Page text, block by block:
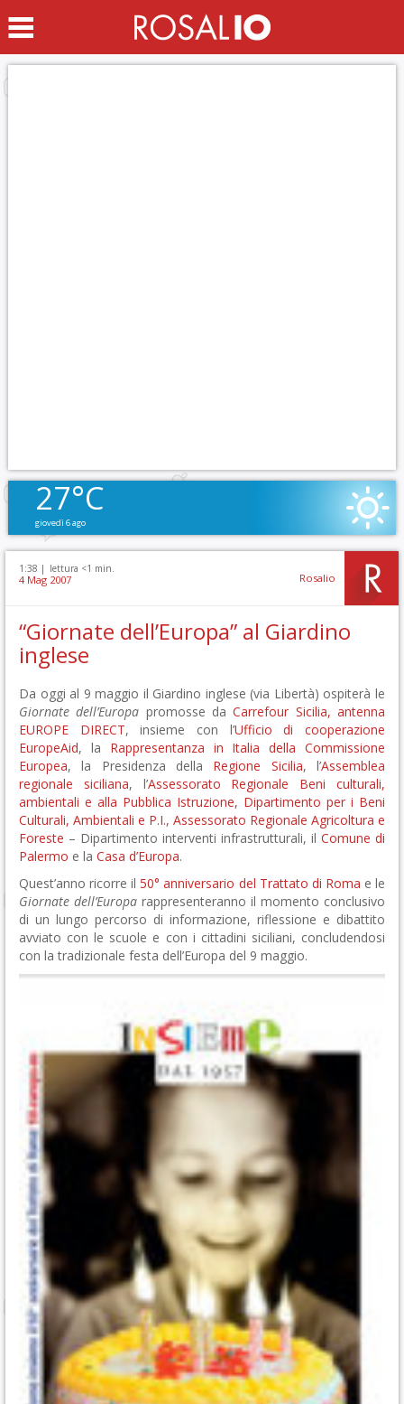
27°C
giovedì 6 ago
1:38 | lettura <1 min.
4 Mag 2007 Rosalio
“Giornate dell’Europa” al Giardino
inglese
Da oggi al 9 maggio il Giardino inglese (via Libertà) ospiterà le
Giornate dell’Europa promosse daCarrefour Sicilia, antenna
EUROPE DIRECT, insieme con l’Ufficio di cooperazione
EuropeAid, la Rappresentanza in Italia della Commissione
Europea, la Presidenza della Regione Sicilia, l’Assemblea
regionale siciliana, l’Assessorato Regionale Beni culturali,
ambientali e alla Pubblica Istruzione, Dipartimento per i Beni
Culturali, Ambientali e P.I., Assessorato Regionale Agricoltura e
Foreste – Dipartimento interventi infrastrutturali, il Comune di
Palermo e la Casa d’Europa.
Quest’anno ricorre il50° anniversario del Trattato di Roma e le
Giornate dell’Europa rappresenteranno il momento conclusivo
di un lungo percorso di informazione, riflessione e dibattito
avviato con le scuole e con i cittadini siciliani, concludendosi
con la tradizionale festa dell’Europa del 9 maggio.